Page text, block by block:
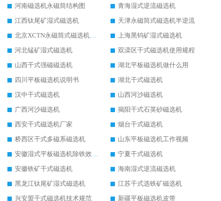
河南磁选机永磁筒结构图
青海湿式逆流磁选机
江西钛尾矿湿式磁选机
天津永磁筒式磁选机半逆流
北京XCTN永磁筒式磁选机磁块位置
上海黑钨矿湿式磁选机
河北锰矿湿式磁选机
双滦区干式磁选机使用规程
山西干式强磁磁选机
湖北平板磁选机做什么用
四川平板磁选机说明书
湖北干式磁选机
汉中干式磁选机
山西河沙磁选机
广西河沙磁选机
揭阳干式石英砂磁选机
西安干式磁选机厂家
烟台干式磁选机
桥西区干式多磁系磁选机
山东平板磁选机工作视频
安徽湿式平板磁选机除铁效果怎么样
宁夏干式磁选机
安徽铁矿干式磁选机
海南湿式逆流磁选机
黑龙江钛尾矿湿式磁选机
江苏干式选铁矿磁选机
兴安盟干式磁选机技术规范
新疆平板磁选机皮带